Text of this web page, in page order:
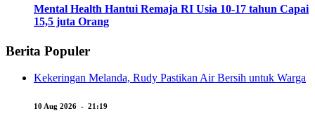
Mental Health Hantui Remaja RI Usia 10-17 tahun Capai
15,5 juta Orang
Berita Populer
Kekeringan Melanda, Rudy Pastikan Air Bersih untuk Warga
10 Aug 2026 - 21:19